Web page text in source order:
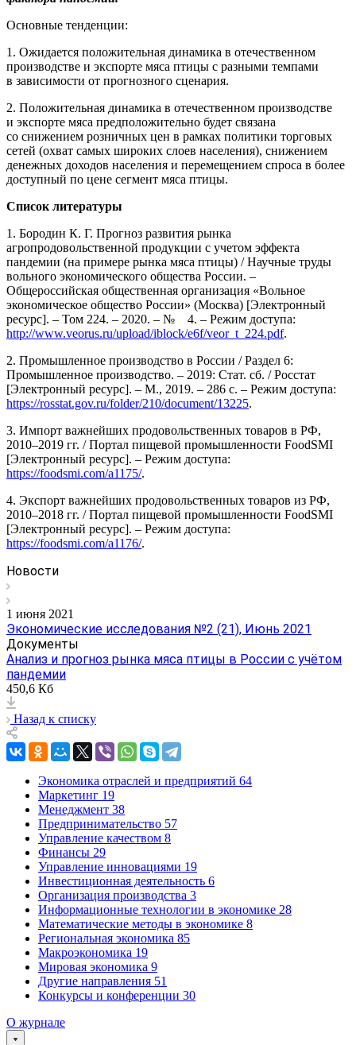
Основные тенденции:
1. Ожидается положительная динамика в отечественном
производстве и экспорте мяса птицы с разными темпами
в зависимости от прогнозного сценария.
2. Положительная динамика в отечественном производстве
и экспорте мяса предположительно будет связана
со снижением розничных цен в рамках политики торговых
сетей (охват самых широких слоев населения), снижением
денежных доходов населения и перемещением спроса в более
доступный по цене сегмент мяса птицы.
Список литературы
1. Бородин К. Г. Прогноз развития рынка
агропродовольственной продукции с учетом эффекта
пандемии (на примере рынка мяса птицы) / Научные труды
вольного экономического общества России. –
Общероссийская общественная организация «Вольное
экономическое общество России» (Москва) [Электронный
ресурс]. – Том 224. – 2020. – № 4. – Режим доступа:
http://www.veorus.ru/upload/iblock/e6f/veor_t_224.pdf.
2. Промышленное производство в России / Раздел 6:
Промышленное производство. – 2019: Стат. сб. / Росстат
[Электронный ресурс]. – М., 2019. – 286 c. – Режим доступа:
https://rosstat.gov.ru/folder/210/document/13225.
3. Импорт важнейших продовольственных товаров в РФ,
2010–2019 гг. / Портал пищевой промышленности FoodSMI
[Электронный ресурс]. – Режим доступа:
https://foodsmi.com/a1175/.
4. Экспорт важнейших продовольственных товаров из РФ,
2010–2018 гг. / Портал пищевой промышленности FoodSMI
[Электронный ресурс]. – Режим доступа:
https://foodsmi.com/a1176/.
Новости
1 июня 2021
Экономические исследования №2 (21), Июнь 2021
Документы
Анализ и прогноз рынка мяса птицы в России с учётом
пандемии
450,6 Кб
Назад к списку
Экономика отраслей и предприятий 64
Маркетинг 19
Менеджмент 38
Предпринимательство 57
Управление качеством 8
Финансы 29
Управление инновациями 19
Инвестиционная деятельность 6
Организация производства 3
Информационные технологии в экономике 28
Математические методы в экономике 8
Региональная экономика 85
Макроэкономика 19
Мировая экономика 9
Другие направления 51
Конкурсы и конференции 30
О журнале